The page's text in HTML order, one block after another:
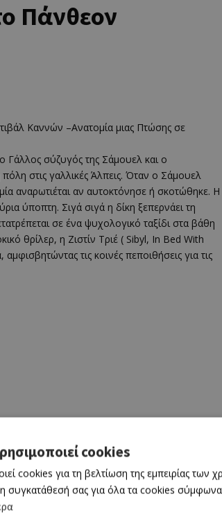
Πάνθεον
Καννών –Ανατομία μιας Πτώσης σε
Γάλλος σύζυγός της Σάμουελ και ο
στις γαλλικές Άλπεις. Όταν ο Σάμουελ
αναρωτιέται αν αυτοκτόνησε ή σκοτώθηκε. Η
ύποπτη. Σιγά σιγά η δίκη ξεπερνάει τη
σε ένα ψυχολογικό ταξίδι στα βάθη
θρίλερ, η Ζιστίν Τριέ ( Sibyl, In Bed With
τις κοινές πεποιθήσεις για τις
cookies
cookies για τη βελτίωση της εμπειρίας των
συγκατάθεσή σας για όλα τα cookies σύμφωνα